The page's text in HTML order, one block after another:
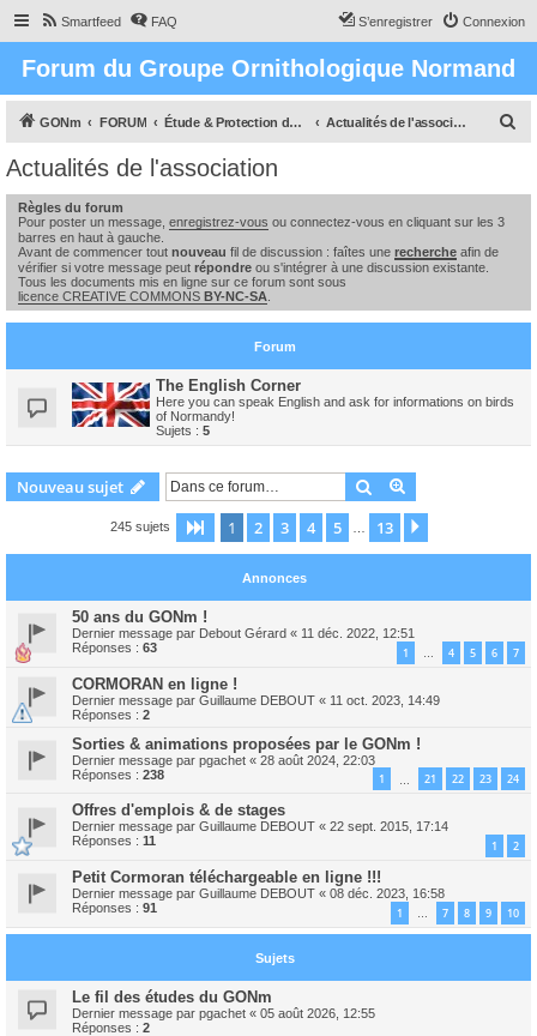
Smartfeed FAQ Connexion
S’enregistrer
Forum du Groupe Ornithologique Normand
GONm FORUM Étude & Protection des Oiseaux et de leurs milieux en Normandie Actualités de l'association
h
Actualités de l'association
Règles du forum
Pour poster un message, enregistrez-vous ou connectez-vous en cliquant sur les 3
barres en haut à gauche.
Avant de commencer tout nouveau fil de discussion : faîtes une recherche afin de
vérifier si votre message peut répondre ou s'intégrer à une discussion existante.
Tous les documents mis en ligne sur ce forum sont sous
licence CREATIVE COMMONS BY-NC-SA
Forum
The English Corner
Here you can speak English and ask for informations on birds
of Normandy!
Sujets : 5
Nouveau sujet Rechercher
245 sujets Page 1sur13
1 2 3 4 5 13
Annonces
50 ans du GONm !
Dernier message par Debout Gérard « 11 déc. 2022, 12:51
Réponses : 63 1 … 4 5 6 7
CORMORAN en ligne !
Dernier message par Guillaume DEBOUT « 11 oct. 2023, 14:49
Réponses : 2
Sorties & animations proposées par le GONm !
Dernier message par pgachet « 28 août 2024, 22:03
Réponses : 238 1 21 22 23 24
Offres d'emplois & de stages
Dernier message par Guillaume DEBOUT « 22 sept. 2015, 17:14
Réponses : 11 1 2
Petit Cormoran téléchargeable en ligne !!!
Dernier message par Guillaume DEBOUT « 08 déc. 2023, 16:58
Réponses : 91 1 … 7 8 9 10
Sujets
Le fil des études du GONm
Dernier message par pgachet « 05 août 2026, 12:55
Réponses : 2